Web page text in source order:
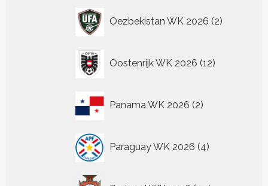
Oezbekistan WK 2026 2
producten
Oostenrijk WK 2026 12
producten
Panama WK 2026 2
producten
Paraguay WK 2026 4
producten